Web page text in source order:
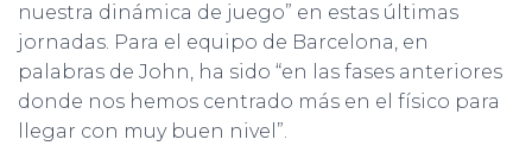
nuestra dinámica de juego” en estas últimas
jornadas. Para el equipo de Barcelona, en
palabras de John, ha sido “en las fases anteriores
donde nos hemos centrado más en el físico para
llegar con muy buen nivel”.